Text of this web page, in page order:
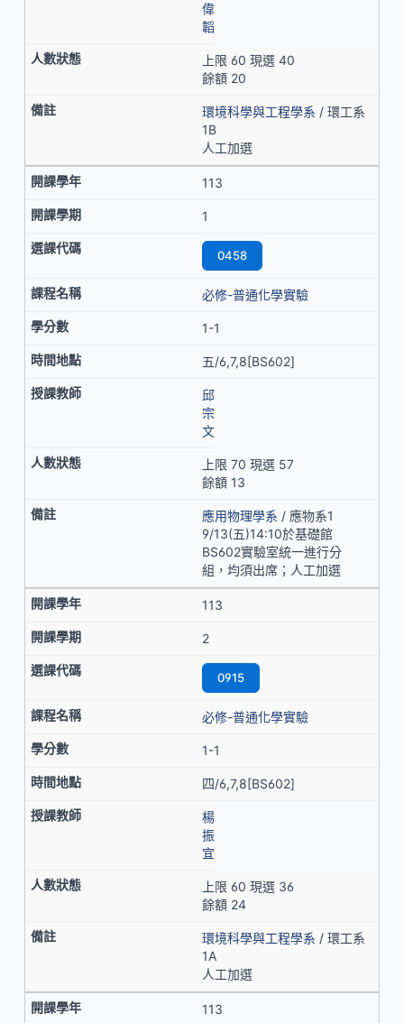
偉
韜
上限 60 現選 40
餘額 20
環境科學與工程學系 / 環工系
1B
人工加選
113
1
0458
必修-普通化學實驗
1-1
五/6,7,8[BS602]
邱
宗
文
上限 70 現選 57
餘額 13
應用物理學系 / 應物系1
9/13(五)14:10於基礎館
BS602實驗室統一進行分
組，均須出席；人工加選
113
2
0915
必修-普通化學實驗
1-1
四/6,7,8[BS602]
楊
振
宜
上限 60 現選 36
餘額 24
環境科學與工程學系 / 環工系
1A
人工加選
113